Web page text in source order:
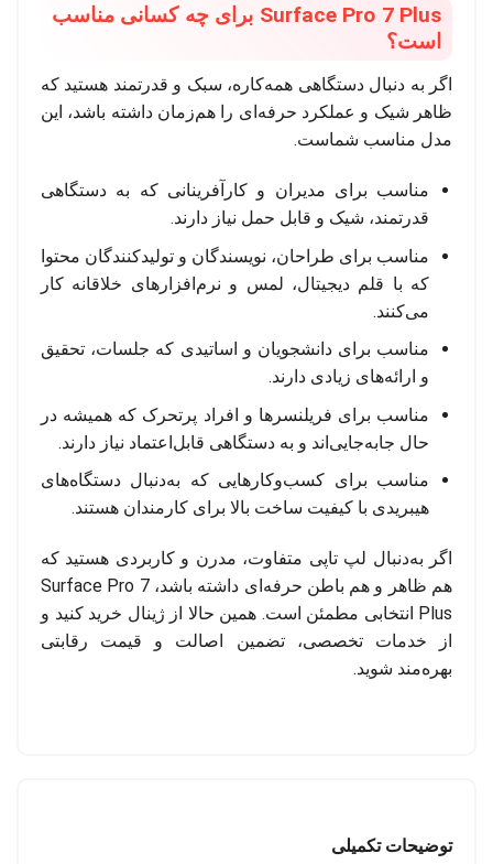
Surface Pro 7 Plus برای چه کسانی مناسب
است؟
اگر به دنبال دستگاهی همه‌کاره، سبک و قدرتمند هستید که
ظاهر شیک و عملکرد حرفه‌ای را هم‌زمان داشته باشد، این
مدل مناسب شماست.
مناسب برای مدیران و کارآفرینانی که به دستگاهی
قدرتمند، شیک و قابل حمل نیاز دارند.
مناسب برای طراحان، نویسندگان و تولیدکنندگان محتوا
که با قلم دیجیتال، لمس و نرم‌افزارهای خلاقانه کار
می‌کنند.
مناسب برای دانشجویان و اساتیدی که جلسات، تحقیق
و ارائه‌های زیادی دارند.
مناسب برای فریلنسرها و افراد پرتحرک که همیشه در
حال جابه‌جایی‌اند و به دستگاهی قابل‌اعتماد نیاز دارند.
مناسب برای کسب‌وکارهایی که به‌دنبال دستگاه‌های
هیبریدی با کیفیت ساخت بالا برای کارمندان هستند.
اگر به‌دنبال لپ تاپی متفاوت، مدرن و کاربردی هستید که
هم ظاهر و هم باطن حرفه‌ای داشته باشد، Surface Pro 7
Plus انتخابی مطمئن است. همین حالا از ژینال خرید کنید و
از خدمات تخصصی، تضمین اصالت و قیمت رقابتی
بهره‌مند شوید.
توضیحات تکمیلی